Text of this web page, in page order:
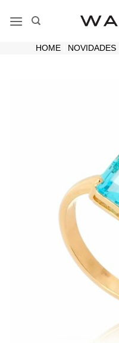
HOME| NOVIDADES|